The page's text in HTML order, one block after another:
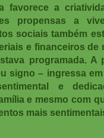
favorece a
propensas a
sociais também
e financeiros de
programada. A
signo – ingressa
e
e mesmo com
mais